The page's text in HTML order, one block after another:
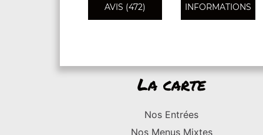
AVIS (472) INFORMATIONS
La carte
Nos Entrées
Nos Menus Mixtes